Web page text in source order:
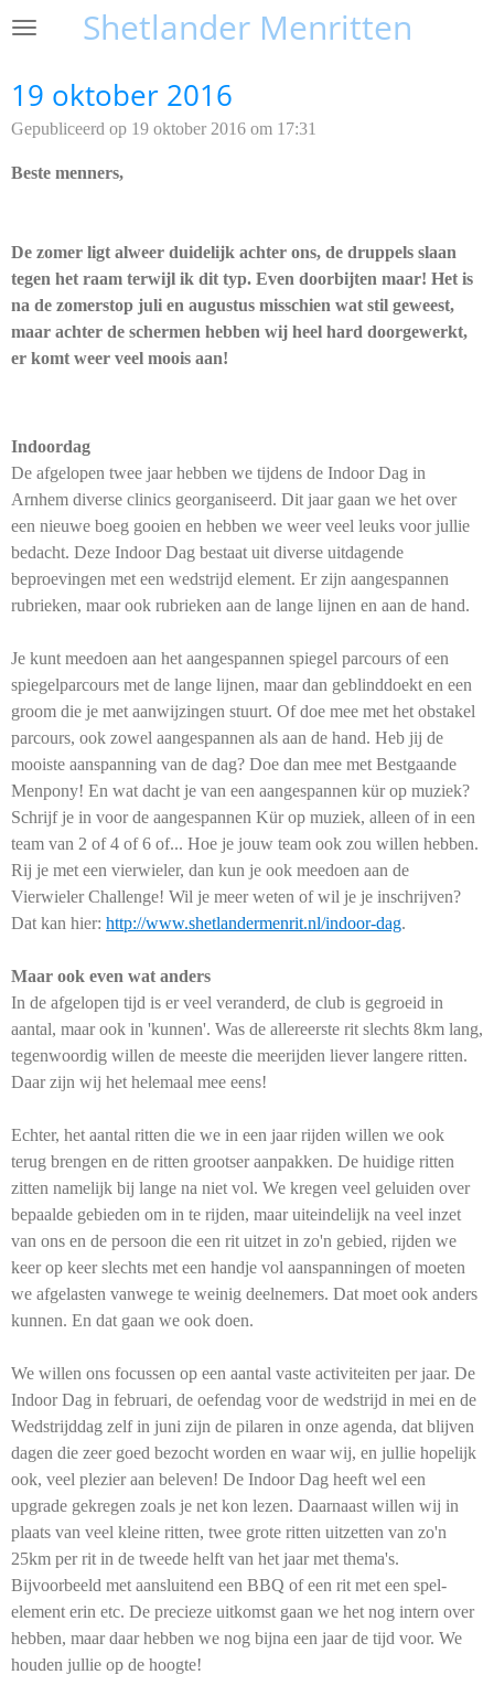
Ga
de
hoofdinhoud
Shetlander Menritten
19 oktober 2016
Gepubliceerd op 19 oktober 2016 om 17:31
Beste menners,
De zomer ligt alweer duidelijk achter ons, de druppels slaan
tegen het raam terwijl ik dit typ. Even doorbijten maar! Het is
na de zomerstop juli en augustus misschien wat stil geweest,
maar achter de schermen hebben wij heel hard doorgewerkt,
er komt weer veel moois aan!
Indoordag
De afgelopen twee jaar hebben we tijdens de Indoor Dag in
Arnhem diverse clinics georganiseerd. Dit jaar gaan we het over
een nieuwe boeg gooien en hebben we weer veel leuks voor jullie
bedacht. Deze Indoor Dag bestaat uit diverse uitdagende
beproevingen met een wedstrijd element. Er zijn aangespannen
rubrieken, maar ook rubrieken aan de lange lijnen en aan de hand.
Je kunt meedoen aan het aangespannen spiegel parcours of een
spiegelparcours met de lange lijnen, maar dan geblinddoekt en een
groom die je met aanwijzingen stuurt. Of doe mee met het obstakel
parcours, ook zowel aangespannen als aan de hand. Heb jij de
mooiste aanspanning van de dag? Doe dan mee met Bestgaande
Menpony! En wat dacht je van een aangespannen kür op muziek?
Schrijf je in voor de aangespannen Kür op muziek, alleen of in een
team van 2 of 4 of 6 of... Hoe je jouw team ook zou willen hebben.
Rij je met een vierwieler, dan kun je ook meedoen aan de
Vierwieler Challenge! Wil je meer weten of wil je je inschrijven?
Dat kan hier: http://www.shetlandermenrit.nl/indoor-dag.
Maar ook even wat anders
In de afgelopen tijd is er veel veranderd, de club is gegroeid in
aantal, maar ook in 'kunnen'. Was de allereerste rit slechts 8km lang,
tegenwoordig willen de meeste die meerijden liever langere ritten.
Daar zijn wij het helemaal mee eens!
Echter, het aantal ritten die we in een jaar rijden willen we ook
terug brengen en de ritten grootser aanpakken. De huidige ritten
zitten namelijk bij lange na niet vol. We kregen veel geluiden over
bepaalde gebieden om in te rijden, maar uiteindelijk na veel inzet
van ons en de persoon die een rit uitzet in zo'n gebied, rijden we
keer op keer slechts met een handje vol aanspanningen of moeten
we afgelasten vanwege te weinig deelnemers. Dat moet ook anders
kunnen. En dat gaan we ook doen.
We willen ons focussen op een aantal vaste activiteiten per jaar. De
Indoor Dag in februari, de oefendag voor de wedstrijd in mei en de
Wedstrijddag zelf in juni zijn de pilaren in onze agenda, dat blijven
dagen die zeer goed bezocht worden en waar wij, en jullie hopelijk
ook, veel plezier aan beleven! De Indoor Dag heeft wel een
upgrade gekregen zoals je net kon lezen. Daarnaast willen wij in
plaats van veel kleine ritten, twee grote ritten uitzetten van zo'n
25km per rit in de tweede helft van het jaar met thema's.
Bijvoorbeeld met aansluitend een BBQ of een rit met een spel-
element erin etc. De precieze uitkomst gaan we het nog intern over
hebben, maar daar hebben we nog bijna een jaar de tijd voor. We
houden jullie op de hoogte!